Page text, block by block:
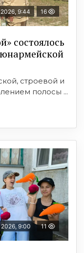
9:44 16
состоялось
строевой и
полосы ...
9:00 11